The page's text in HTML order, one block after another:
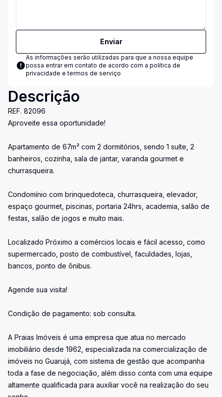
Enviar
As informações serão utilizadas para que a nossa equipe
possa entrar em contato de acordo com a política de
privacidade e termos de serviço
Descrição
REF. 82096
Aproveite essa oportunidade!
Apartamento de 67m² com 2 dormitórios, sendo 1 suíte, 2
banheiros, cozinha, sala de jantar, varanda gourmet e
churrasqueira.
Condomínio com brinquedoteca, churrasqueira, elevador,
espaço gourmet, piscinas, portaria 24hrs, academia, salão de
festas, salão de jogos e muito mais.
Localizado Próximo a comércios locais e fácil acesso, como
supermercado, posto de combustível, faculdades, lojas,
bancos, ponto de ônibus.
Agende sua visita!
Condição de pagamento: sob consulta.
A Praias Imóveis é uma empresa que atua no mercado
imobiliário desde 1962, especializada na comercialização de
imóveis no Guarujá, com sistema de gestão que acompanha
toda a fase de negociação, além disso conta com uma equipe
altamente qualificada para auxiliar você na realização do seu